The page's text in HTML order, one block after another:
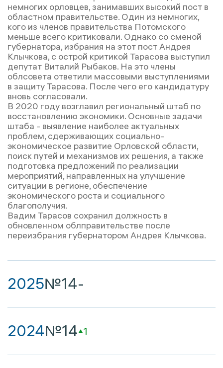
немногих орловцев, занимавших высокий пост в
областном правительстве. Один из немногих,
кого из членов правительства Потомского
меньше всего критиковали. Однако со сменой
губернатора, избрания на этот пост Андрея
Клычкова, с острой критикой Тарасова выступил
депутат Виталий Рыбаков. На это члены
облсовета ответили массовыми выступлениями
в защиту Тарасова. После чего его кандидатуру
вновь согласовали.
В 2020 году возглавил региональный штаб по
восстановлению экономики. Основные задачи
штаба - выявление наиболее актуальных
проблем, сдерживающих социально-
экономическое развитие Орловской области,
поиск путей и механизмов их решения, а также
подготовка предложений по реализации
мероприятий, направленных на улучшение
ситуации в регионе, обеспечение
экономического роста и социального
благополучия.
Вадим Тарасов сохранил должность в
обновленном облправительстве после
переизбрания губернатором Андрея Клычкова.
2025№14-
2024№14 1